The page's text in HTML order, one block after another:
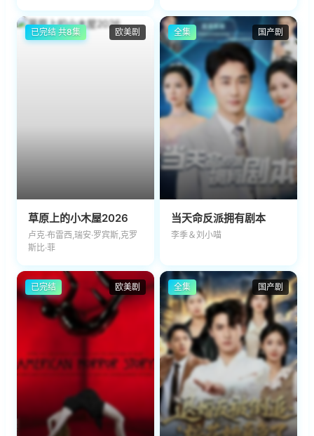
欧美剧
已完结 共8集
草原上的小木屋2026
卢克·布雷西,瑞安·罗宾斯,克罗
斯比·菲
国产剧
全集
当天命反派拥有剧本
李季＆刘小喵
欧美剧
已完结 国产剧
全集